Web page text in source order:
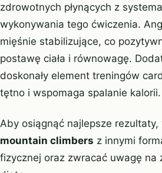
zdrowotnych płynących z
wykonywania tego ćwiczenia.
mięśnie stabilizujące, co
postawę ciała i równowagę.
doskonały element treningów
tętno i wspomaga spalanie kalorii.
Aby osiągnąć najlepsze rezultaty,
mountain climbers z innymi
fizycznej oraz zwracać uwagę na